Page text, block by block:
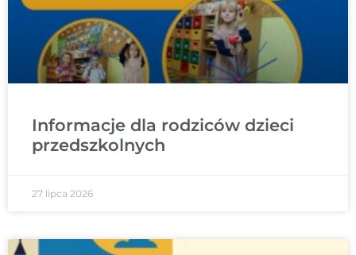
Informacje dla rodziców dzieci
przedszkolnych
27 lipca 2026